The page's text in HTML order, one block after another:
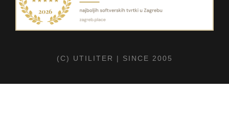
(C) UTILITER | SINCE 2005